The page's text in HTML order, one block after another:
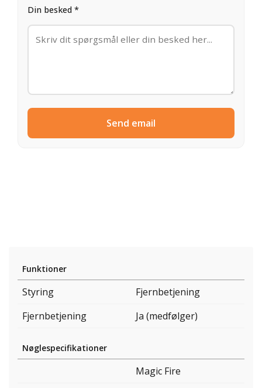
Din besked *
Send email
Funktioner
Styring
Fjernbetjening
Fjernbetjening
Ja (medfølger)
Nøglespecifikationer
Magic Fire